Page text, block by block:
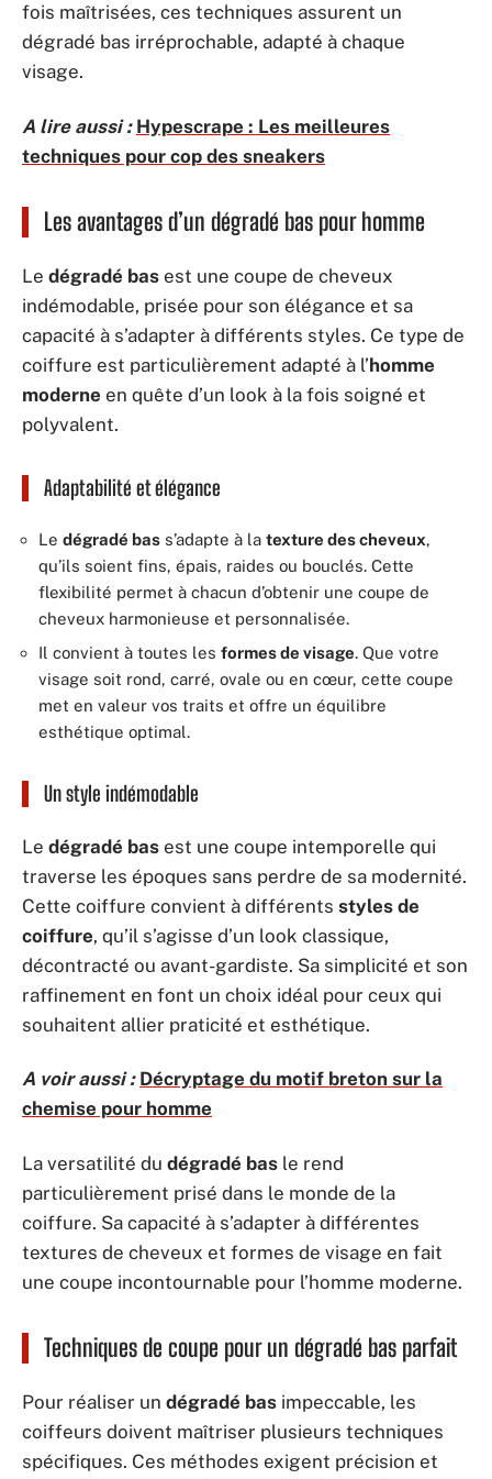
fois maîtrisées, ces techniques assurent un
dégradé bas irréprochable, adapté à chaque
visage.
A lire aussi : Hypescrape : Les meilleures
techniques pour cop des sneakers
Les avantages d’un dégradé bas pour homme
Le dégradé bas est une coupe de cheveux
indémodable, prisée pour son élégance et sa
capacité à s’adapter à différents styles. Ce type de
coiffure est particulièrement adapté à l’homme
moderne en quête d’un look à la fois soigné et
polyvalent.
Adaptabilité et élégance
Le dégradé bas s’adapte à la texture des cheveux,
qu’ils soient fins, épais, raides ou bouclés. Cette
flexibilité permet à chacun d’obtenir une coupe de
cheveux harmonieuse et personnalisée.
Il convient à toutes les formes de visage. Que votre
visage soit rond, carré, ovale ou en cœur, cette coupe
met en valeur vos traits et offre un équilibre
esthétique optimal.
Un style indémodable
Le dégradé bas est une coupe intemporelle qui
traverse les époques sans perdre de sa modernité.
Cette coiffure convient à différents styles de
coiffure, qu’il s’agisse d’un look classique,
décontracté ou avant-gardiste. Sa simplicité et son
raffinement en font un choix idéal pour ceux qui
souhaitent allier praticité et esthétique.
A voir aussi : Décryptage du motif breton sur la
chemise pour homme
La versatilité du dégradé bas le rend
particulièrement prisé dans le monde de la
coiffure. Sa capacité à s’adapter à différentes
textures de cheveux et formes de visage en fait
une coupe incontournable pour l’homme moderne.
Techniques de coupe pour un dégradé bas parfait
Pour réaliser un dégradé bas impeccable, les
coiffeurs doivent maîtriser plusieurs techniques
spécifiques. Ces méthodes exigent précision et